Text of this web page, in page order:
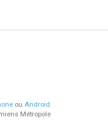
ou Android
Métropole